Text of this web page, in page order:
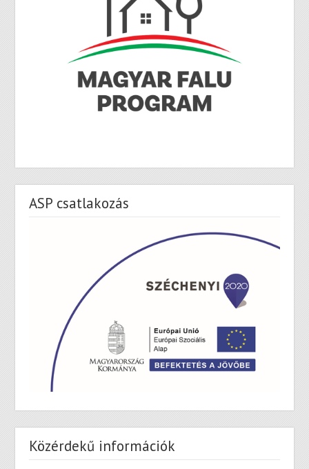
ASP csatlakozás
Közérdekű információk